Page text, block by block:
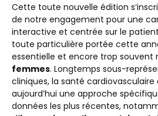
Cette toute nouvelle édition
de notre engagement pour une
interactive et centrée sur le
toute particulière portée cette
essentielle et encore trop souvent
femmes. Longtemps sous-
cliniques, la santé
aujourd’hui une approche
données les plus récentes,